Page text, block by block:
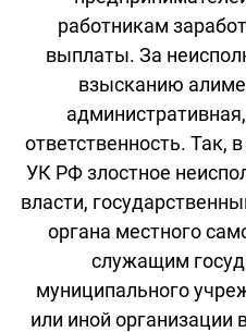
работникам
выплаты. За
взысканию
ответственность. Так,
УК РФ злостное
власти,
органа местного
служащим
муниципального
или иной организации